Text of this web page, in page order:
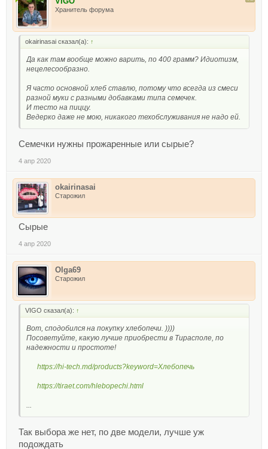
Хранитель форума
okairinasai сказал(а): ↑
Да как там вообще можно варить, по 400 грамм? Идиотизм,
нецелесообразно.
Я часто основной хлеб ставлю, потому что всегда из смеси
разной муки с разными добавками типа семечек.
И тесто на пиццу.
Ведерко даже не мою, никакого техобслуживания не надо ей.
Семечки нужны прожаренные или сырые?
4 апр 2020
okairinasai
Старожил
Сырые
4 апр 2020
Olga69
Старожил
VIGO сказал(а): ↑
Вот, сподобился на покупку хлебопечи. ))))
Посоветуйте, какую лучше приобрести в Тирасполе, по
надежности и простоте!
https://hi-tech.md/products?keyword=Хлебопечь
https://tiraet.com/hlebopechi.html
...
Так выбора же нет, по две модели, лучше уж
подождать